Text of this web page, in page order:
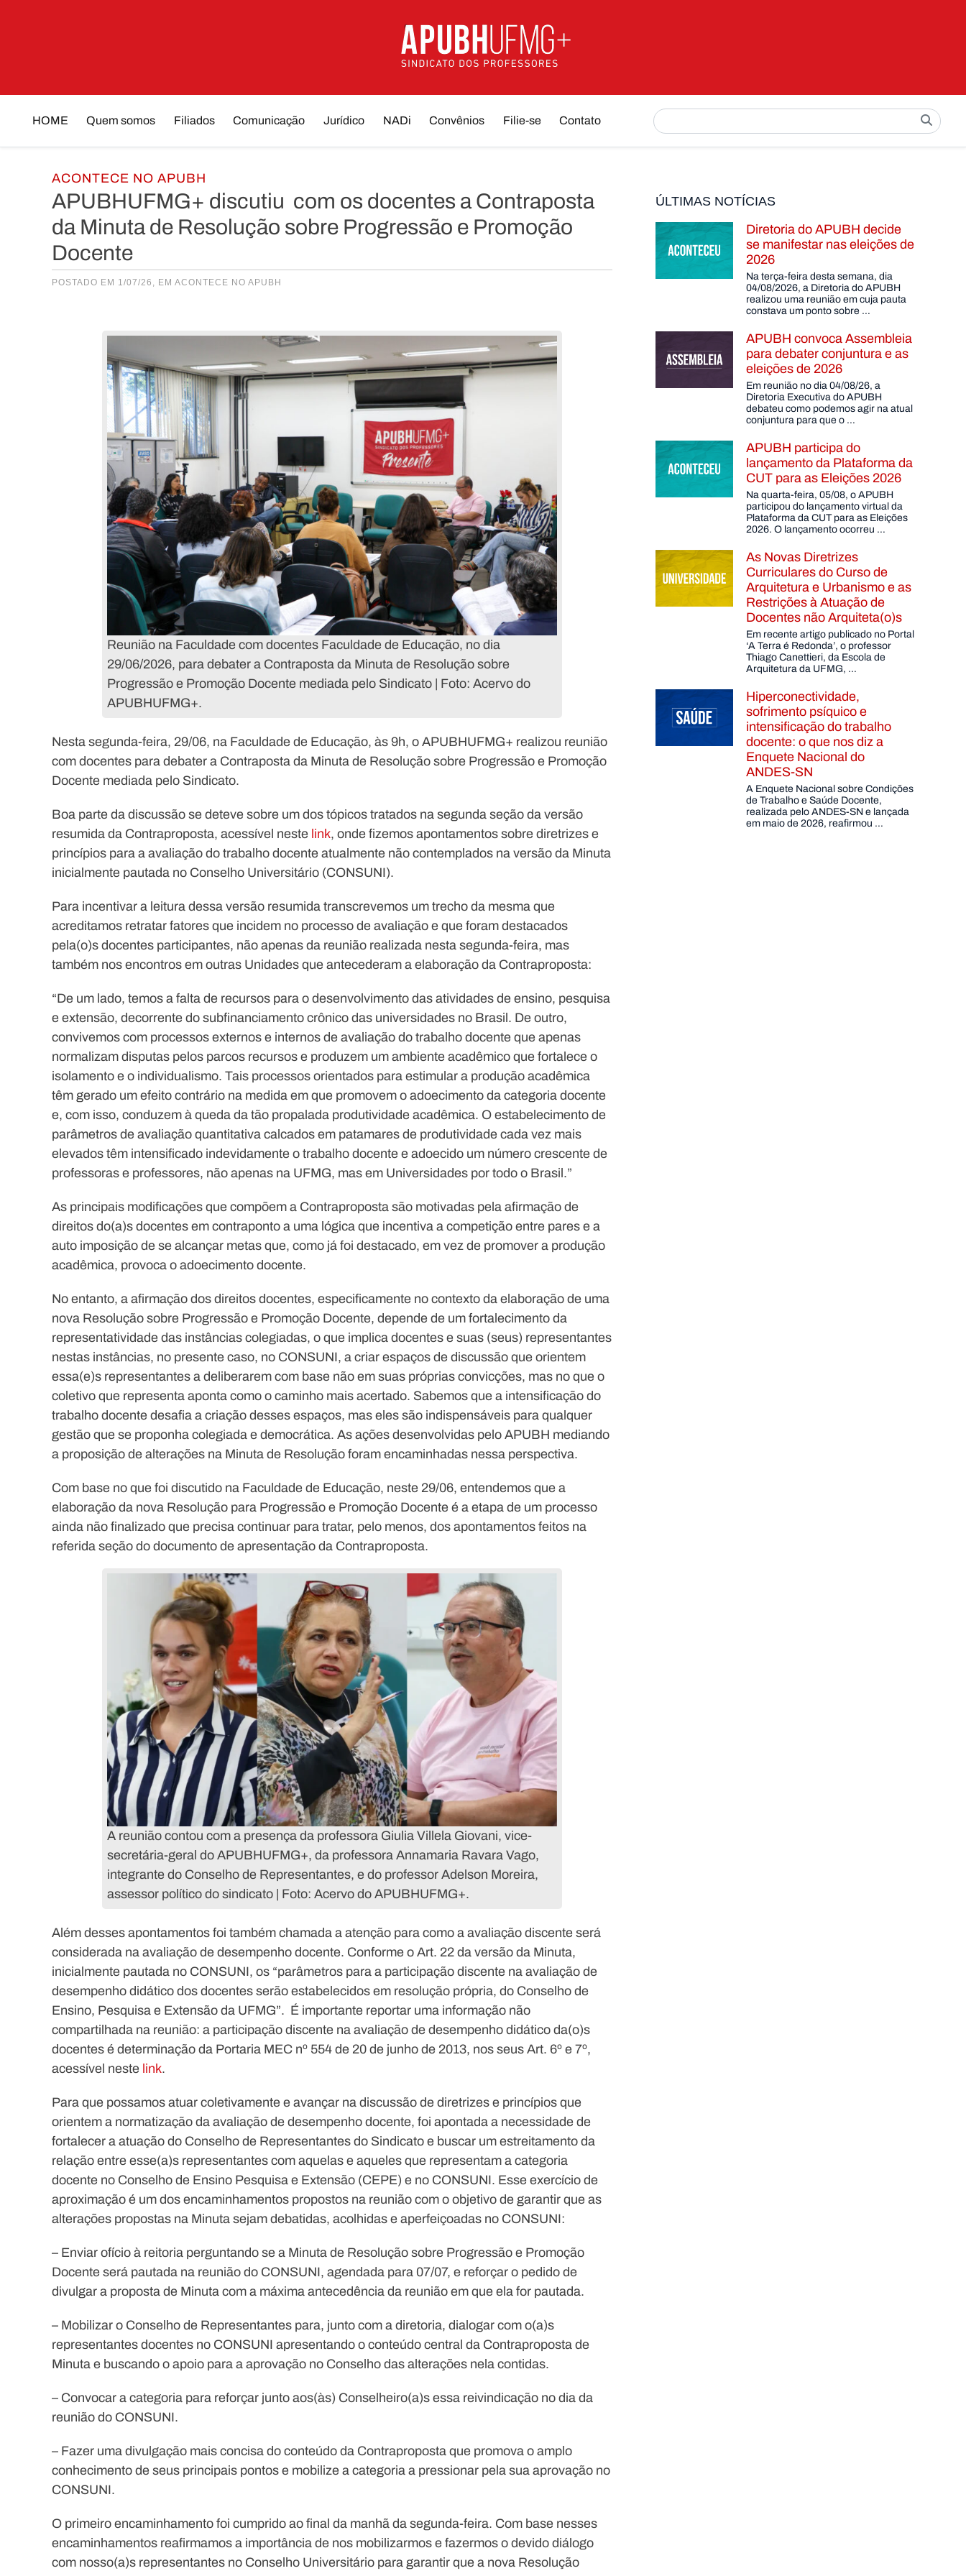
HOME Quem somos Filiados Comunicação Jurídico NADi Convênios Filie-se Contato
Pesquisar
por:
ACONTECE NO APUBH
APUBHUFMG+ discutiu com os docentes a Contraposta
da Minuta de Resolução sobre Progressão e Promoção
Docente
POSTADO EM 1/07/26, EM ACONTECE NO APUBH
Reunião na Faculdade com docentes Faculdade de Educação, no dia
29/06/2026, para debater a Contraposta da Minuta de Resolução sobre
Progressão e Promoção Docente mediada pelo Sindicato | Foto: Acervo do
APUBHUFMG+.
Nesta segunda-feira, 29/06, na Faculdade de Educação, às 9h, o APUBHUFMG+ realizou reunião
com docentes para debater a Contraposta da Minuta de Resolução sobre Progressão e Promoção
Docente mediada pelo Sindicato.
Boa parte da discussão se deteve sobre um dos tópicos tratados na segunda seção da versão
resumida da Contraproposta, acessível neste link, onde fizemos apontamentos sobre diretrizes e
princípios para a avaliação do trabalho docente atualmente não contemplados na versão da Minuta
inicialmente pautada no Conselho Universitário (CONSUNI).
Para incentivar a leitura dessa versão resumida transcrevemos um trecho da mesma que
acreditamos retratar fatores que incidem no processo de avaliação e que foram destacados
pela(o)s docentes participantes, não apenas da reunião realizada nesta segunda-feira, mas
também nos encontros em outras Unidades que antecederam a elaboração da Contraproposta:
“De um lado, temos a falta de recursos para o desenvolvimento das atividades de ensino, pesquisa
e extensão, decorrente do subfinanciamento crônico das universidades no Brasil. De outro,
convivemos com processos externos e internos de avaliação do trabalho docente que apenas
normalizam disputas pelos parcos recursos e produzem um ambiente acadêmico que fortalece o
isolamento e o individualismo. Tais processos orientados para estimular a produção acadêmica
têm gerado um efeito contrário na medida em que promovem o adoecimento da categoria docente
e, com isso, conduzem à queda da tão propalada produtividade acadêmica. O estabelecimento de
parâmetros de avaliação quantitativa calcados em patamares de produtividade cada vez mais
elevados têm intensificado indevidamente o trabalho docente e adoecido um número crescente de
professoras e professores, não apenas na UFMG, mas em Universidades por todo o Brasil.”
As principais modificações que compõem a Contraproposta são motivadas pela afirmação de
direitos do(a)s docentes em contraponto a uma lógica que incentiva a competição entre pares e a
auto imposição de se alcançar metas que, como já foi destacado, em vez de promover a produção
acadêmica, provoca o adoecimento docente.
No entanto, a afirmação dos direitos docentes, especificamente no contexto da elaboração de uma
nova Resolução sobre Progressão e Promoção Docente, depende de um fortalecimento da
representatividade das instâncias colegiadas, o que implica docentes e suas (seus) representantes
nestas instâncias, no presente caso, no CONSUNI, a criar espaços de discussão que orientem
essa(e)s representantes a deliberarem com base não em suas próprias convicções, mas no que o
coletivo que representa aponta como o caminho mais acertado. Sabemos que a intensificação do
trabalho docente desafia a criação desses espaços, mas eles são indispensáveis para qualquer
gestão que se proponha colegiada e democrática. As ações desenvolvidas pelo APUBH mediando
a proposição de alterações na Minuta de Resolução foram encaminhadas nessa perspectiva.
Com base no que foi discutido na Faculdade de Educação, neste 29/06, entendemos que a
elaboração da nova Resolução para Progressão e Promoção Docente é a etapa de um processo
ainda não finalizado que precisa continuar para tratar, pelo menos, dos apontamentos feitos na
referida seção do documento de apresentação da Contraproposta.
A reunião contou com a presença da professora Giulia Villela Giovani, vice-
secretária-geral do APUBHUFMG+, da professora Annamaria Ravara Vago,
integrante do Conselho de Representantes, e do professor Adelson Moreira,
assessor político do sindicato | Foto: Acervo do APUBHUFMG+.
Além desses apontamentos foi também chamada a atenção para como a avaliação discente será
considerada na avaliação de desempenho docente. Conforme o Art. 22 da versão da Minuta,
inicialmente pautada no CONSUNI, os “parâmetros para a participação discente na avaliação de
desempenho didático dos docentes serão estabelecidos em resolução própria, do Conselho de
Ensino, Pesquisa e Extensão da UFMG”. É importante reportar uma informação não
compartilhada na reunião: a participação discente na avaliação de desempenho didático da(o)s
docentes é determinação da Portaria MEC nº 554 de 20 de junho de 2013, nos seus Art. 6º e 7º,
acessível neste link.
Para que possamos atuar coletivamente e avançar na discussão de diretrizes e princípios que
orientem a normatização da avaliação de desempenho docente, foi apontada a necessidade de
fortalecer a atuação do Conselho de Representantes do Sindicato e buscar um estreitamento da
relação entre esse(a)s representantes com aquelas e aqueles que representam a categoria
docente no Conselho de Ensino Pesquisa e Extensão (CEPE) e no CONSUNI. Esse exercício de
aproximação é um dos encaminhamentos propostos na reunião com o objetivo de garantir que as
alterações propostas na Minuta sejam debatidas, acolhidas e aperfeiçoadas no CONSUNI:
– Enviar ofício à reitoria perguntando se a Minuta de Resolução sobre Progressão e Promoção
Docente será pautada na reunião do CONSUNI, agendada para 07/07, e reforçar o pedido de
divulgar a proposta de Minuta com a máxima antecedência da reunião em que ela for pautada.
– Mobilizar o Conselho de Representantes para, junto com a diretoria, dialogar com o(a)s
representantes docentes no CONSUNI apresentando o conteúdo central da Contraproposta de
Minuta e buscando o apoio para a aprovação no Conselho das alterações nela contidas.
– Convocar a categoria para reforçar junto aos(às) Conselheiro(a)s essa reivindicação no dia da
reunião do CONSUNI.
– Fazer uma divulgação mais concisa do conteúdo da Contraproposta que promova o amplo
conhecimento de seus principais pontos e mobilize a categoria a pressionar pela sua aprovação no
CONSUNI.
O primeiro encaminhamento foi cumprido ao final da manhã da segunda-feira. Com base nesses
encaminhamentos reafirmamos a importância de nos mobilizarmos e fazermos o devido diálogo
com nosso(a)s representantes no Conselho Universitário para garantir que a nova Resolução
ÚLTIMAS NOTÍCIAS
Diretoria do APUBH decide
se manifestar nas eleições de
2026
Na terça-feira desta semana, dia
04/08/2026, a Diretoria do APUBH
realizou uma reunião em cuja pauta
constava um ponto sobre …
APUBH convoca Assembleia
para debater conjuntura e as
eleições de 2026
Em reunião no dia 04/08/26, a
Diretoria Executiva do APUBH
debateu como podemos agir na atual
conjuntura para que o …
APUBH participa do
lançamento da Plataforma da
CUT para as Eleições 2026
Na quarta-feira, 05/08, o APUBH
participou do lançamento virtual da
Plataforma da CUT para as Eleições
2026. O lançamento ocorreu …
As Novas Diretrizes
Curriculares do Curso de
Arquitetura e Urbanismo e as
Restrições à Atuação de
Docentes não Arquiteta(o)s
Em recente artigo publicado no Portal
‘A Terra é Redonda’, o professor
Thiago Canettieri, da Escola de
Arquitetura da UFMG, …
Hiperconectividade,
sofrimento psíquico e
intensificação do trabalho
docente: o que nos diz a
Enquete Nacional do
ANDES-SN
A Enquete Nacional sobre Condições
de Trabalho e Saúde Docente,
realizada pelo ANDES-SN e lançada
em maio de 2026, reafirmou …